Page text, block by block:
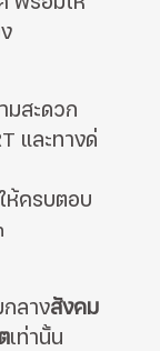
มสะดวก
และทางด่
ห้ครบตอบ
ลางสังคม
เท่านั้น